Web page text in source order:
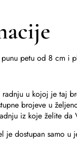
petu od 8 cm i
u kojoj je taj
brojeve u
iz koje želite da
je dostupan samo